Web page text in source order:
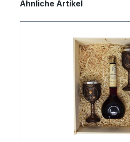
Produktgalerie überspringen
Ähnliche Artikel